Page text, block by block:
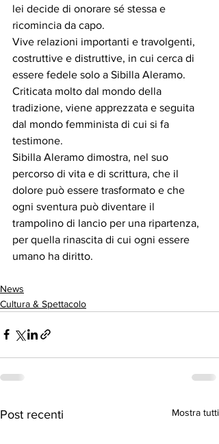
lei decide di onorare sé stessa e
ricomincia da capo.
Vive relazioni importanti e travolgenti,
costruttive e distruttive, in cui cerca di
essere fedele solo a Sibilla Aleramo.
Criticata molto dal mondo della
tradizione, viene apprezzata e seguita
dal mondo femminista di cui si fa
testimone.
Sibilla Aleramo dimostra, nel suo
percorso di vita e di scrittura, che il
dolore può essere trasformato e che
ogni sventura può diventare il
trampolino di lancio per una ripartenza,
per quella rinascita di cui ogni essere
umano ha diritto.
News
Cultura & Spettacolo
Post recenti Mostra tutti